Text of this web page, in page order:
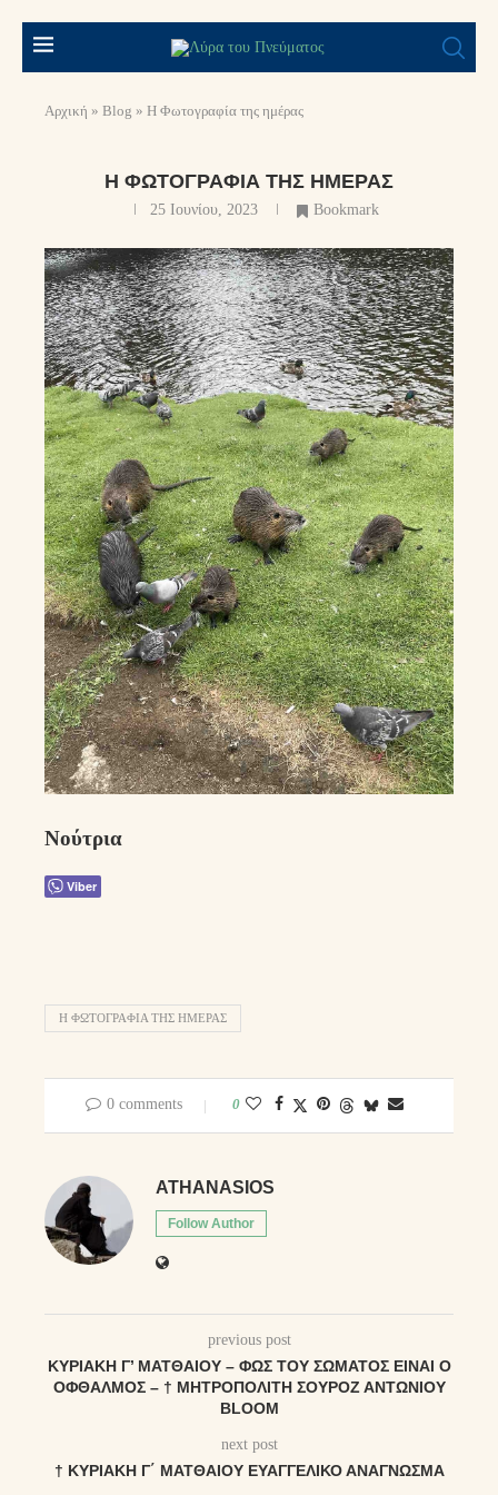
Αρχική » Blog » Η Φωτογραφία της ημέρας
Η ΦΩΤΟΓΡΑΦΊΑ ΤΗΣ ΗΜΈΡΑΣ
25 Ιουνίου, 2023 Bookmark
Νούτρια
Viber
Η ΦΩΤΟΓΡΑΦΊΑ ΤΗΣ ΗΜΈΡΑΣ
0 comments 0
ATHANASIOS
Follow Author
previous post
ΚΥΡΙΑΚΉ Γ’ ΜΑΤΘΑΊΟΥ – ΦΩΣ ΤΟΎ ΣΏΜΑΤΟΣ ΕΊΝΑΙ Ο
ΟΦΘΑΛΜΌΣ – † ΜΗΤΡΟΠΟΛΊΤΗ ΣΟΥΡΌΖ ΑΝΤΏΝΙΟΥ
BLOOM
next post
† ΚΥΡΙΑΚΗ Γ΄ ΜΑΤΘΑΙΟΥ ΕΥΑΓΓΕΛΙΚΌ ΑΝΆΓΝΩΣΜΑ